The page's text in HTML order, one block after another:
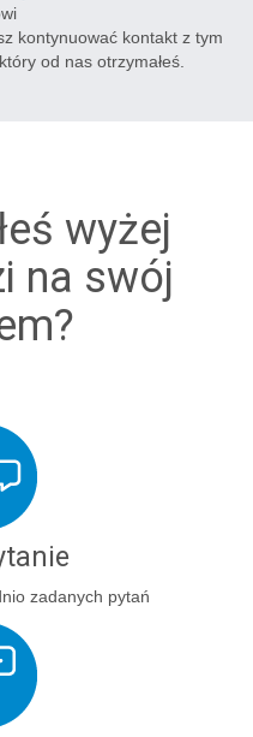
kontynuować kontakt z tym
od nas otrzymałeś.
wyżej
na swój
zadanych pytań